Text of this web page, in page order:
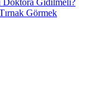
Doktora Gidilmeli?
Görmek